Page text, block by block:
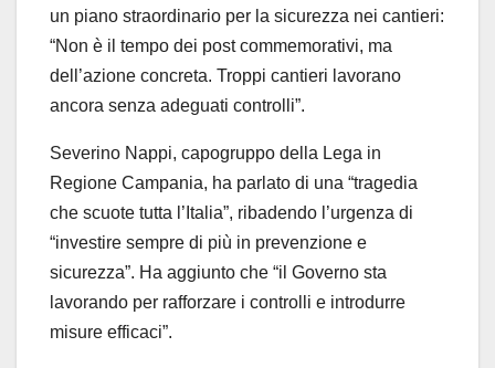
un piano straordinario per la sicurezza nei cantieri:
“Non è il tempo dei post commemorativi, ma
dell’azione concreta. Troppi cantieri lavorano
ancora senza adeguati controlli”.
Severino Nappi, capogruppo della Lega in
Regione Campania, ha parlato di una “tragedia
che scuote tutta l’Italia”, ribadendo l’urgenza di
“investire sempre di più in prevenzione e
sicurezza”. Ha aggiunto che “il Governo sta
lavorando per rafforzare i controlli e introdurre
misure efficaci”.